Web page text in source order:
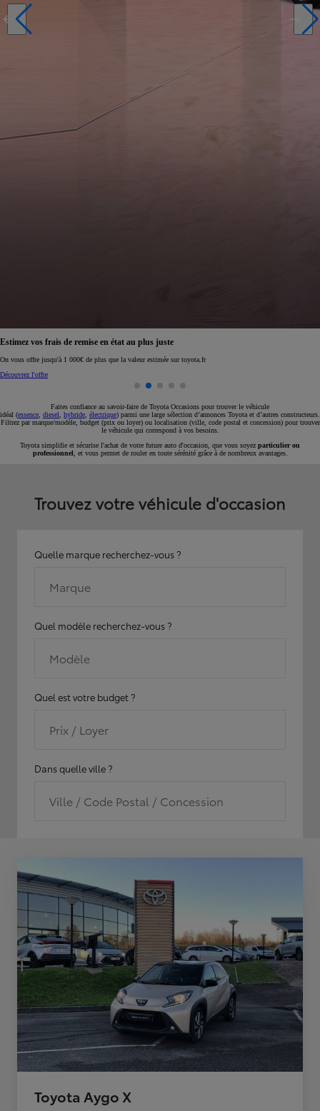
Réservez en ligne votre occasion pour 1€ seulement
Réservez en ligne
Faites confiance au savoir-faire de Toyota Occasions pour trouver le véhicule
idéal (essence diesel hybride électrique) parmi une large sélection d’annonces Toyota et d’autres constructeurs.
Filtrez par marque/modèle, budget (prix ou loyer) ou localisation (ville, code postal et concession) pour trouver
le véhicule qui correspond à vos besoins.
Toyota simplifie et sécurise l'achat de votre future auto d'occasion, que vous soyez particulier ou
professionnel , et vous permet de rouler en toute sérénité grâce à de nombreux avantages.
Trouvez votre véhicule d'occasion
Quelle marque recherchez-vous ?
Marque
Quel modèle recherchez-vous ?
Modèle
Quel est votre budget ?
Prix / Loyer
Dans quelle ville ?
Ville / Code Postal / Concession
Toyota Aygo X